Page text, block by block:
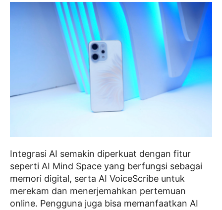
Integrasi AI semakin diperkuat dengan fitur
seperti AI Mind Space yang berfungsi sebagai
memori digital, serta AI VoiceScribe untuk
merekam dan menerjemahkan pertemuan
online. Pengguna juga bisa memanfaatkan AI